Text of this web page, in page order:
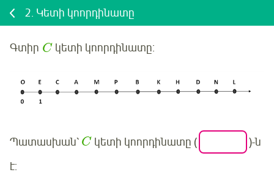
2. Կետի կոորդինատը
Գտիր Cկետի կոորդինատը:
Պատասխան՝ C կետի կոորդինատը (
)-ն
է: